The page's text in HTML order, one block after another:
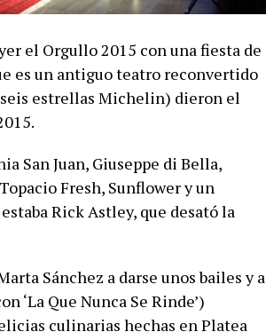
el Orgullo 2015 con una fiesta de
es un antiguo teatro reconvertido
estrellas Michelin) dieron el
San Juan, Giuseppe di Bella,
Fresh, Sunflower y un
Rick Astley, que desató la
Sánchez a darse unos bailes y a
‘La Que Nunca Se Rinde’)
culinarias hechas en Platea